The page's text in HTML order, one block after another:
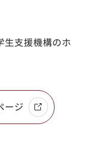
生支援機構のホ
ージ